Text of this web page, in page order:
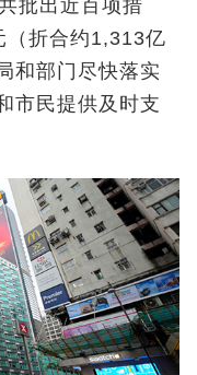
批出近百项措
（折合约1,313亿
和部门尽快落实
市民提供及时支